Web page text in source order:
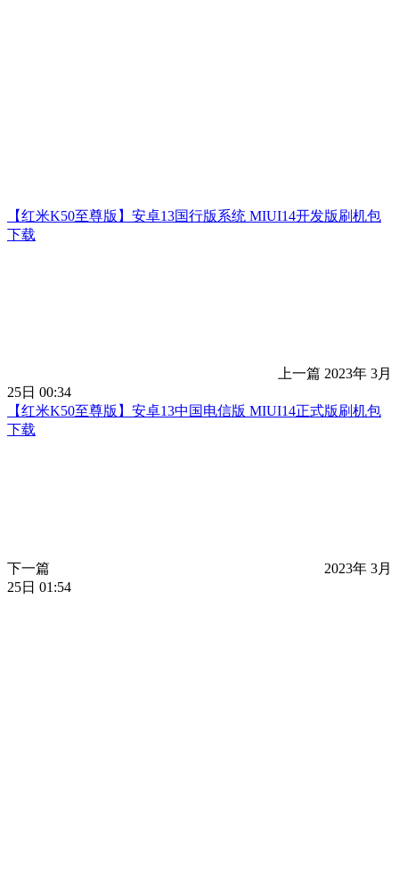
【红米K50至尊版】安卓13国行版系统 MIUI14开发版刷机包
下载
上一篇 2023年 3月
25日 00:34
【红米K50至尊版】安卓13中国电信版 MIUI14正式版刷机包
下载
下一篇
2023年 3月
25日 01:54